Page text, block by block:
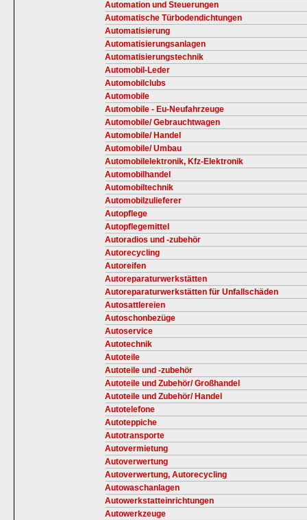
Automation und Steuerungen
Automatische Türbodendichtungen
Automatisierung
Automatisierungsanlagen
Automatisierungstechnik
Automobil-Leder
Automobilclubs
Automobile
Automobile - Eu-Neufahrzeuge
Automobile/ Gebrauchtwagen
Automobile/ Handel
Automobile/ Umbau
Automobilelektronik, Kfz-Elektronik
Automobilhandel
Automobiltechnik
Automobilzulieferer
Autopflege
Autopflegemittel
Autoradios und -zubehör
Autorecycling
Autoreifen
Autoreparaturwerkstätten
Autoreparaturwerkstätten für Unfallschäden
Autosattlereien
Autoschonbezüge
Autoservice
Autotechnik
Autoteile
Autoteile und -zubehör
Autoteile und Zubehör/ Großhandel
Autoteile und Zubehör/ Handel
Autotelefone
Autoteppiche
Autotransporte
Autovermietung
Autoverwertung
Autoverwertung, Autorecycling
Autowaschanlagen
Autowerkstatteinrichtungen
Autowerkzeuge